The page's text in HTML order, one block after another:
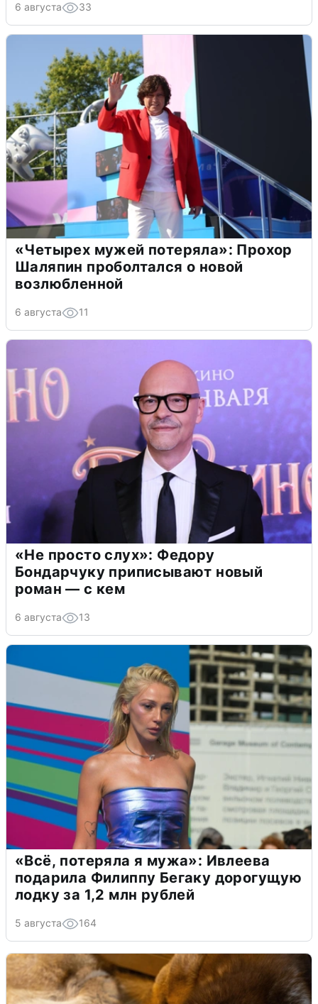
6 августа 33
«Четырех мужей потеряла»: Прохор
Шаляпин проболтался о новой
возлюбленной
6 августа 11
«Не просто слух»: Федору
Бондарчуку приписывают новый
роман — с кем
6 августа 13
«Всё, потеряла я мужа»: Ивлеева
подарила Филиппу Бегаку дорогущую
лодку за 1,2 млн рублей
5 августа 164